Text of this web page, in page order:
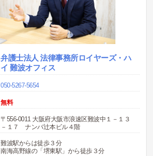
弁護士法人 法律事務所ロイヤーズ・ハ
イ 難波オフィス
050-5267-5654
無料
〒556-0011 大阪府大阪市浪速区難波中１－１３
－１７ ナンバ辻本ビル４階
難波駅からは徒歩３分
南海高野線の「堺東駅」から徒歩３分